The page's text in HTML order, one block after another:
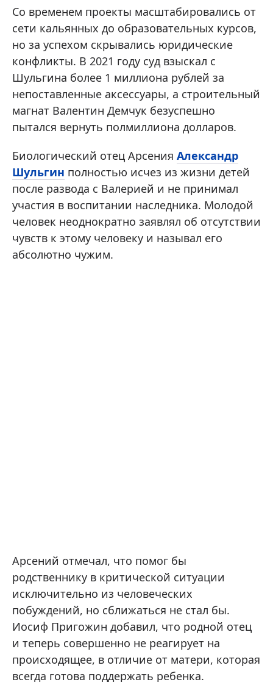
Со временем проекты масштабировались от
сети кальянных до образовательных курсов,
но за успехом скрывались юридические
конфликты. В 2021 году суд взыскал с
Шульгина более 1 миллиона рублей за
непоставленные аксессуары, а строительный
магнат Валентин Демчук безуспешно
пытался вернуть полмиллиона долларов.
Биологический отец Арсения Александр
Шульгин полностью исчез из жизни детей
после развода с Валерией и не принимал
участия в воспитании наследника. Молодой
человек неоднократно заявлял об отсутствии
чувств к этому человеку и называл его
абсолютно чужим.
Арсений отмечал, что помог бы
родственнику в критической ситуации
исключительно из человеческих
побуждений, но сближаться не стал бы.
Иосиф Пригожин добавил, что родной отец
и теперь совершенно не реагирует на
происходящее, в отличие от матери, которая
всегда готова поддержать ребенка.